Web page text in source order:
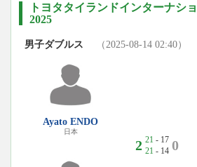
トヨタタイランドインターナシ
2025
男子ダブルス （2025-08-14 02:40）
Ayato ENDO
日本
2 21 - 17
21 - 14 0